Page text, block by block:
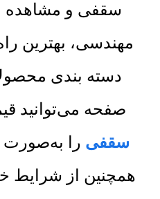
سقفی و
مهندسی، بهترین
دسته بندی
صفحه می‌توانید
سقفی را به‌صورت
همچنین از شرایط